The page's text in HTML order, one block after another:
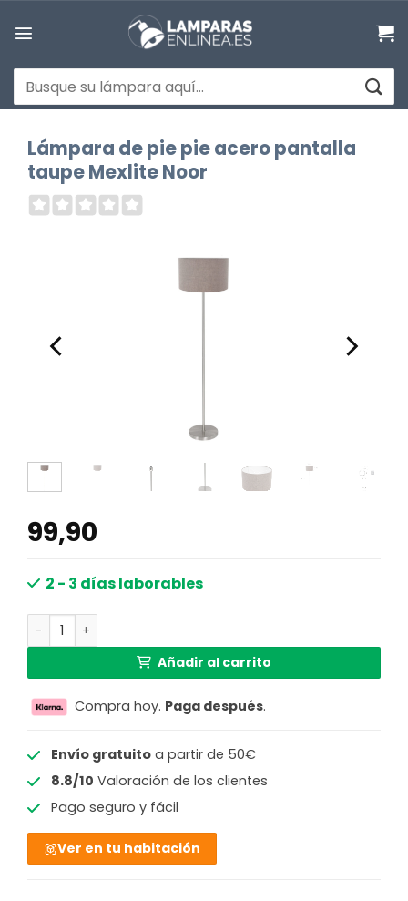
Buscar
por:
Lámpara de pie pie acero pantalla
taupe Mexlite Noor
99,90
2 - 3 días laborables
Lámpara de pie pie acero pantalla taupe Mexlite Noor
Añadir al carrito
Compra hoy. Paga después.
Envío gratuitoa partir de 50€
8.8/10 Valoración de los clientes
Pago seguro y fácil
Ver en tu habitación